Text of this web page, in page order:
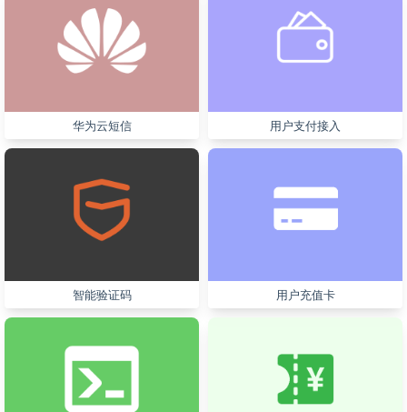
华为云短信 用户支付接入
智能验证码 用户充值卡